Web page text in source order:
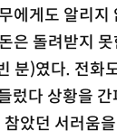
에게도 알리
은 돌려받지
분)였다. 전화
렀다 상황을
았던 서러움